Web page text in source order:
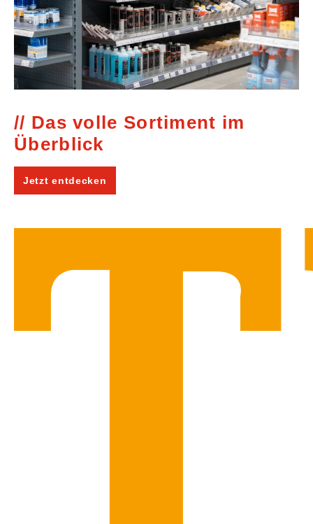
Das volle Sortiment im
Überblick
Jetzt entdecken